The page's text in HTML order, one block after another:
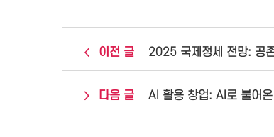
이전 글 2025 국제정세 전망: 공
다음 글 AI 활용 창업: AI로 불어